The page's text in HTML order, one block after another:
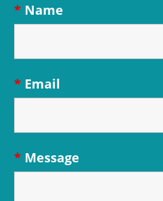
Name
*
Email
*
Message
*